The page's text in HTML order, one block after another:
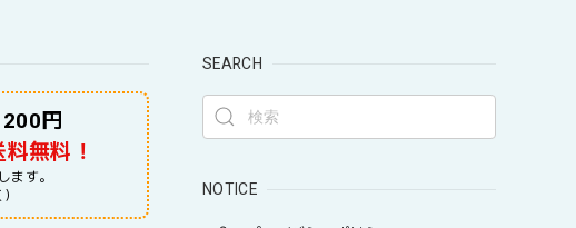
円
無料！
ます。
SEARCH
NOTICE